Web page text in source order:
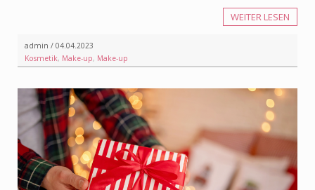
WEITER LESEN
admin / 04.04.2023
Kosmetik, Make-up, Make-up